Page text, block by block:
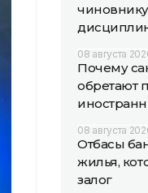
08 августа
Почему
обретают
08 августа
Отбасы
жилья,
залог